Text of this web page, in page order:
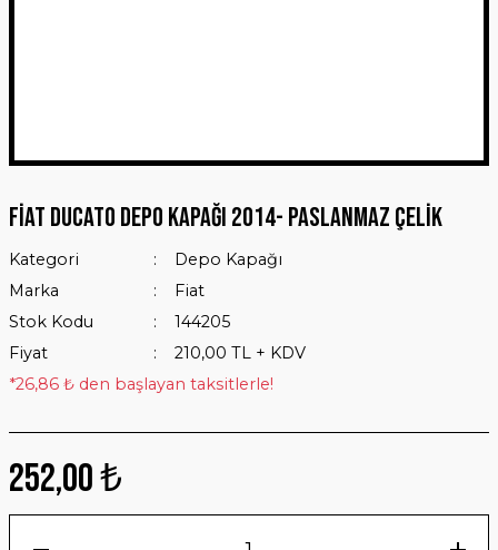
Fiat Ducato Depo Kapağı 2014- Paslanmaz Çelik
Kategori
Depo Kapağı
Marka
Fiat
Stok Kodu
144205
Fiyat
210,00 TL + KDV
*26,86 ₺ den başlayan taksitlerle!
252,00 ₺